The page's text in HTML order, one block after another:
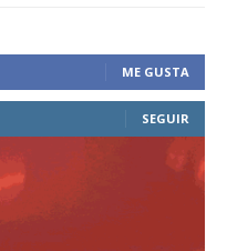
ME GUSTA
SEGUIR